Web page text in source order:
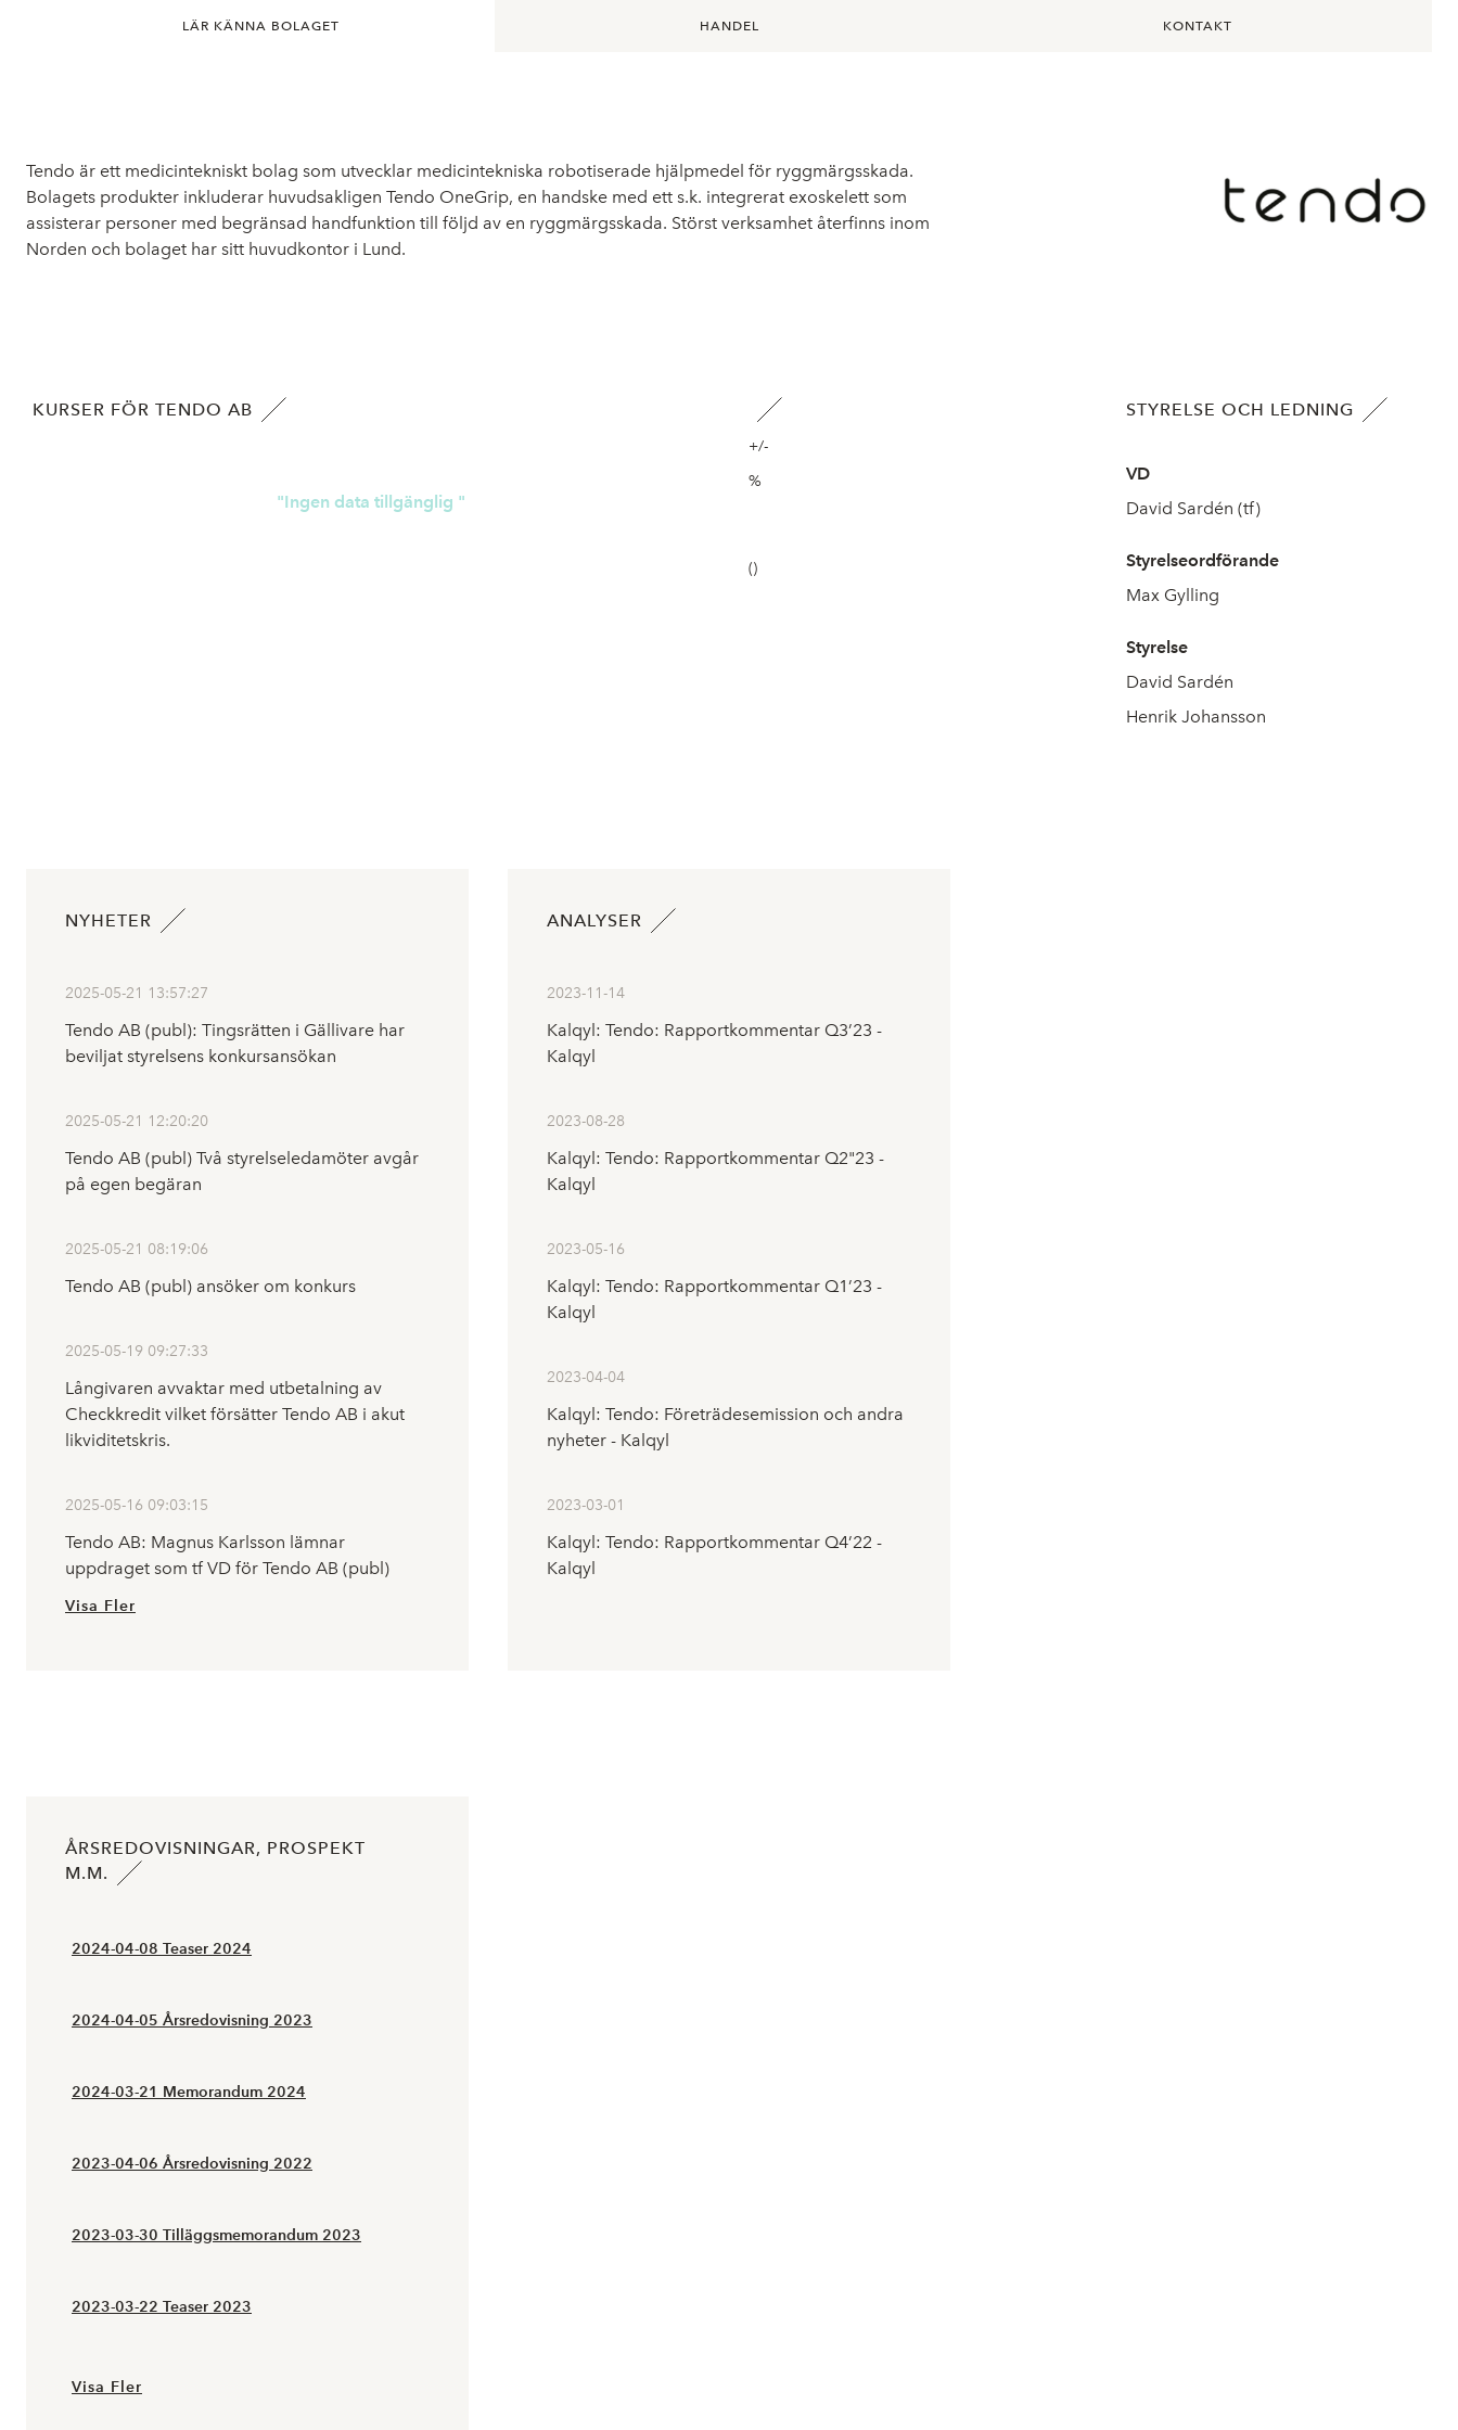
LÄR KÄNNA BOLAGET HANDEL KONTAKT
Tendo är ett medicintekniskt bolag som utvecklar medicintekniska robotiserade hjälpmedel för ryggmärgsskada.
Bolagets produkter inkluderar huvudsakligen Tendo OneGrip, en handske med ett s.k. integrerat exoskelett som
assisterar personer med begränsad handfunktion till följd av en ryggmärgsskada. Störst verksamhet återfinns inom
Norden och bolaget har sitt huvudkontor i Lund.
KURSER FÖR TENDO AB
"Ingen data tillgänglig "
+/-
%
()
STYRELSE OCH LEDNING
VD
David Sardén (tf)
Styrelseordförande
Max Gylling
Styrelse
David Sardén
Henrik Johansson
NYHETER
2025-05-21 13:57:27
Tendo AB (publ): Tingsrätten i Gällivare har
beviljat styrelsens konkursansökan
2025-05-21 12:20:20
Tendo AB (publ) Två styrelseledamöter avgår
på egen begäran
2025-05-21 08:19:06
Tendo AB (publ) ansöker om konkurs
2025-05-19 09:27:33
Långivaren avvaktar med utbetalning av
Checkkredit vilket försätter Tendo AB i akut
likviditetskris.
2025-05-16 09:03:15
Tendo AB: Magnus Karlsson lämnar
uppdraget som tf VD för Tendo AB (publ)
Visa Fler
ANALYSER
2023-11-14
Kalqyl: Tendo: Rapportkommentar Q3’23 -
Kalqyl
2023-08-28
Kalqyl: Tendo: Rapportkommentar Q2"23 -
Kalqyl
2023-05-16
Kalqyl: Tendo: Rapportkommentar Q1’23 -
Kalqyl
2023-04-04
Kalqyl: Tendo: Företrädesemission och andra
nyheter - Kalqyl
2023-03-01
Kalqyl: Tendo: Rapportkommentar Q4’22 -
Kalqyl
ÅRSREDOVISNINGAR, PROSPEKT
M.M.
2024-04-08 Teaser 2024
2024-04-05 Årsredovisning 2023
2024-03-21 Memorandum 2024
2023-04-06 Årsredovisning 2022
2023-03-30 Tilläggsmemorandum 2023
2023-03-22 Teaser 2023
Visa Fler